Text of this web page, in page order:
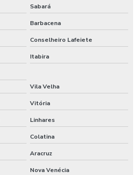
preço
valor
ferro fundido
flangeada
Sabará
Barbacena
Conselheiro Lafeiete
Itabira
Vila Velha
Vitória
Linhares
Colatina
Aracruz
Nova Venécia